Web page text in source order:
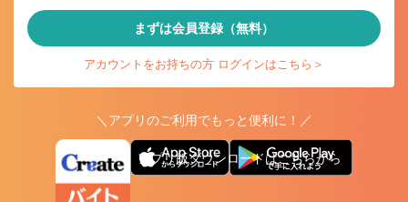
まずは会員登録（無料）
アカウントをお持ちの方 ログインはこちら＞
＼アプリのご利用でもっと便利に！／
アプリ版ダウンロードはこちらから